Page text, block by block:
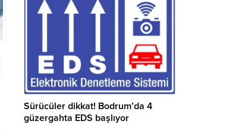
Sürücüler dikkat! Bodrum’da 4
güzergahta EDS başlıyor